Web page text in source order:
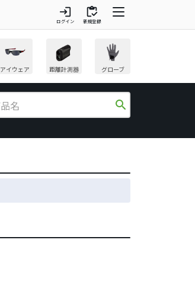
login
ログイン
inventory
新規登録
アイウェア 距離計測器 グローブ
search